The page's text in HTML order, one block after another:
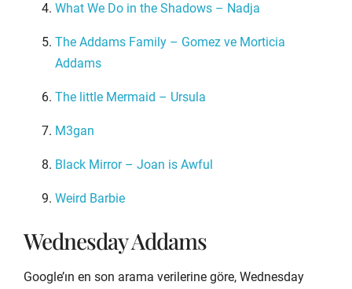
What We Do in the Shadows – Nadja
The Addams Family – Gomez ve Morticia
Addams
The little Mermaid – Ursula
M3gan
Black Mirror – Joan is Awful
Weird Barbie
Wednesday Addams
Google’ın en son arama verilerine göre, Wednesday